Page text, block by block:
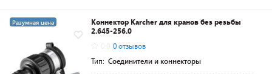
Разумная цена
Коннектор Karcher для кранов без резьбы
2.645-256.0
0 отзывов
Тип: Соединители и коннекторы